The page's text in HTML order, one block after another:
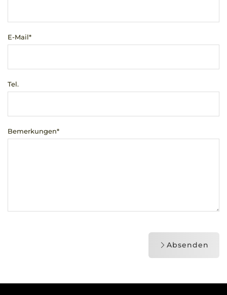
E-Mail*
Tel.
Bemerkungen*
Absenden